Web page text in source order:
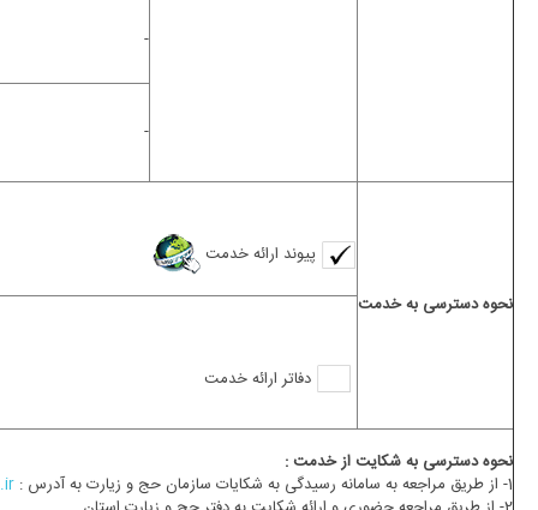
-
-
نحوه دسترسی به خدمت
دفاتر ارائه خدمت
نحوه دسترسی به شکایت از خدمت :
1- از طریق مراجعه به سامانه رسیدگی به شکایات سازمان حج و زیارت به آدرس :